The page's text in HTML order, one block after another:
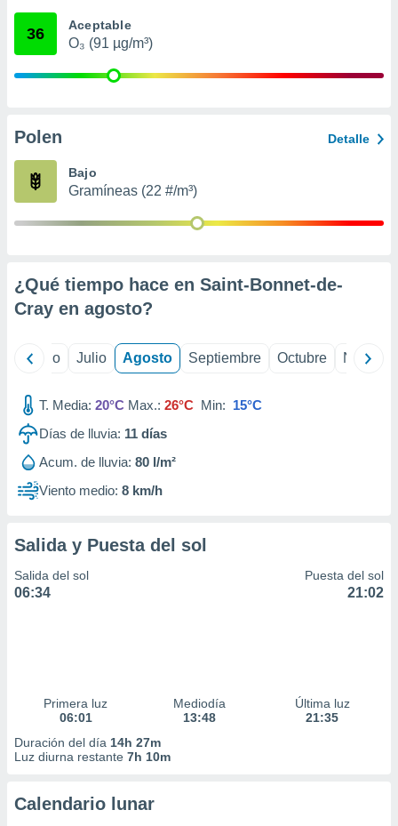
mediante
publicidad
de
36 Aceptable
O₃ (91 µg/m³)
Polen Detalle
Bajo
Gramíneas (22 #/m³)
¿Qué tiempo hace en Saint-Bonnet-de-
Cray en agosto?
Junio Julio Agosto Septiembre Octubre
T. Media: 20°C Max.: 26°C Min: 15°C
Días de lluvia: 11 días
Acum. de lluvia: 80 l/m²
Viento medio: 8 km/h
Salida y Puesta del sol
Salida del sol
06:34
Puesta del sol
21:02
Primera luz
06:01
Mediodía
13:48
Última luz
21:35
Duración del día 14h 27m
Luz diurna restante 7h 10m
Calendario lunar